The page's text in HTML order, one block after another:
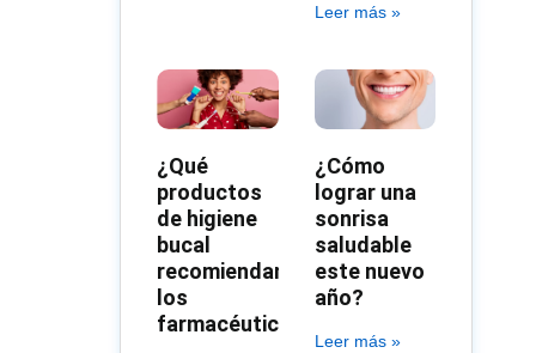
Leer más »
¿Qué
productos
de higiene
bucal
recomiendan
los
farmacéuticos?
¿Cómo
lograr una
sonrisa
saludable
este nuevo
año?
Leer más »